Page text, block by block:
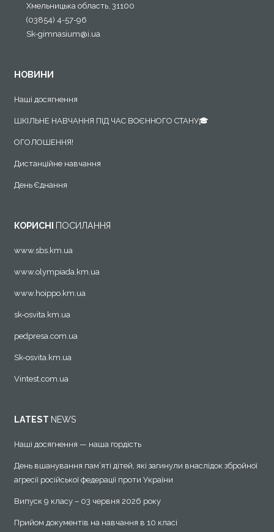
Хмельницька область, 31100
(03854) 4-57-96
Sk-gimnasium@i.ua
НОВИНИ
Наші досягнення
ШКІЛЬНЕ НАВЧАННЯ ПІД ЧАС ВОЄННОГО СТАНУ🎓
ОГОЛОШЕННЯ!
Дистанційне навчання
День Єднання
КОРИСНІ ПОСИЛАННЯ
www.sbs.km.ua
www.olympiada.km.ua
www.hoippo.km.ua
sk-osvita.km.ua
pedpresa.com.ua
Sk-osvita.km.ua
Vintest.com.ua
LATEST NEWS
Наші досягнення — наша гордість
День вшанування пам’яті дітей, які загинули внаслідок збройної
агресії російської федерації проти України
Випуск 9 класу – 03 червня 2026 року
Прийом документів на навчання в 10 класі